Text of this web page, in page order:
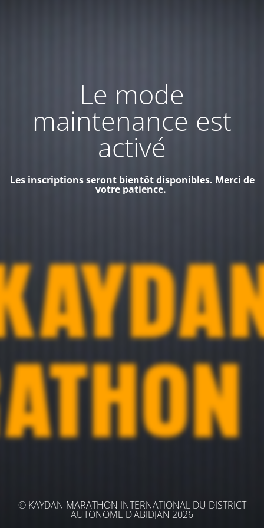
Le mode
maintenance est
activé
Les inscriptions seront bientôt disponibles. Merci de
votre patience.
© KAYDAN MARATHON INTERNATIONAL DU DISTRICT
AUTONOME D'ABIDJAN 2026